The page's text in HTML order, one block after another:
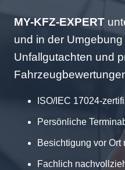
MY-KFZ-EXPERT
und in der
Unfallgutachten und
ISO/IEC 17024-
Persönliche
Besichtigung vor Ort
Fachlich